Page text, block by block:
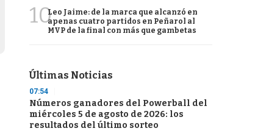
10Leo Jaime: de la marca que alcanzó en
apenas cuatro partidos en Peñarol al
MVP de la final con más que gambetas
Últimas Noticias
07:54
Números ganadores del Powerball del
miércoles 5 de agosto de 2026: los
resultados del último sorteo